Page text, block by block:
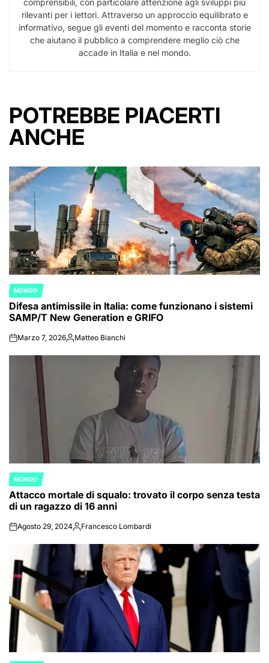
rilevanti per i lettori. Attraverso un approccio equilibrato e
informativo, segue gli eventi del momento e racconta storie
che aiutano il pubblico a comprendere meglio ciò che
accade in Italia e nel mondo.
POTREBBE PIACERTI
ANCHE
POSTED
IN
MONDO
Difesa antimissile in Italia: come funzionano i sistemi
SAMP/T New Generation e GRIFO
onMarzo 7, 2026Posted
Matteo Bianchi
POSTED
IN
MONDO
Attacco mortale di squalo: trovato il corpo senza testa
di un ragazzo di 16 anni
onAgosto 29, 2024Posted
Francesco Lombardi